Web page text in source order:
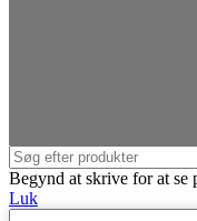
Begynd at skrive for at se
Luk